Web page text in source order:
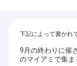
下記によって書かれ
9月の終わりに催
のマイアミで集ま